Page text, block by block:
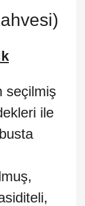
seçilmiş
ile